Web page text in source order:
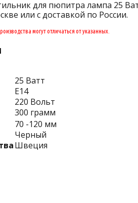
для пюпитра лампа 25
или с доставкой по России.
могут отличаться от указанных.
25 Ватт
E14
220 Вольт
300 грамм
70 -120 мм
Черный
Швеция